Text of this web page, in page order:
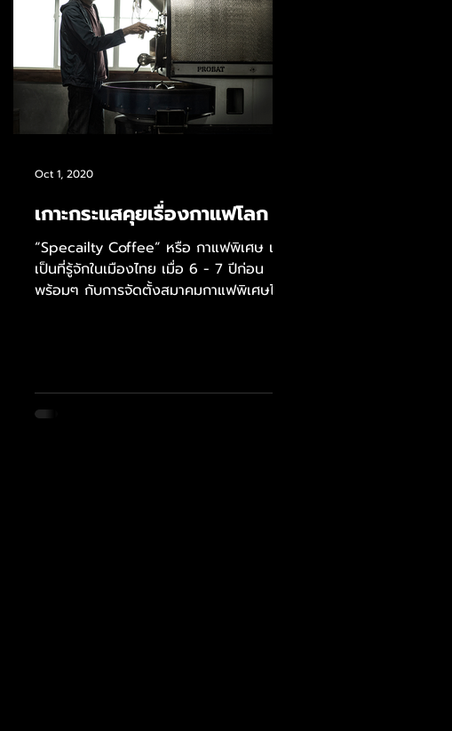
เกาะกระแสคุยเรื่องกาแฟโลก
“Specailty Coffee” หรือ กาแฟพิเศษ เริ่ม
เป็นที่รู้จักในเมืองไทย เมื่อ 6 - 7 ปีก่อน
พร้อมๆ กับการจัดตั้งสมาคมกาแฟพิเศษไทย
Oct 1, 2020